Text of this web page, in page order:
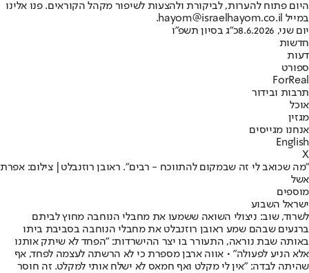
היום פתוח להערות, לביקורת ולהצעות לשיפור מקהל הקוראים. פנו אלינו
במייל hayom@israelhayom.co.il.
יום שני, 8.6.2026
כ"ג בסיון תשפ"ו
חדשות
דעות
ספורט
ForReal
תרבות ובידור
אוכל
מגזין
אנחנו מגייסים
English
X
"מה שכואב לי זה שבמקום להתווכח - רבים". ראובן רוזנבלט| צילום: אפרת
אשל
מוספים
ישראל השבוע
לשרוד, שוב: ניצולי השואה ששמעו את מחבלי הנוחבה מחוץ לביתם
ברגעים שבהם שמע ראובן רוזנבלט את מחבלי הנוחבה בסביבת ביתו
באותה שבת נוראה, התעורר בו יצר ההישרדות: "הפחד לא שיתק אותנו
אלא הניע לפעולה" • אווה ארבן מספרת כי לא הרשתה לעצמה לפחד, אף
שהיתה לבדה: "אין לי מקלט ואף חמאס לא ישלח אותי למקלט. זה חוסר